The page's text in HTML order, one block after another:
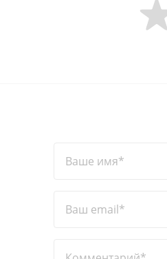
Ваше имя*
Ваш email*